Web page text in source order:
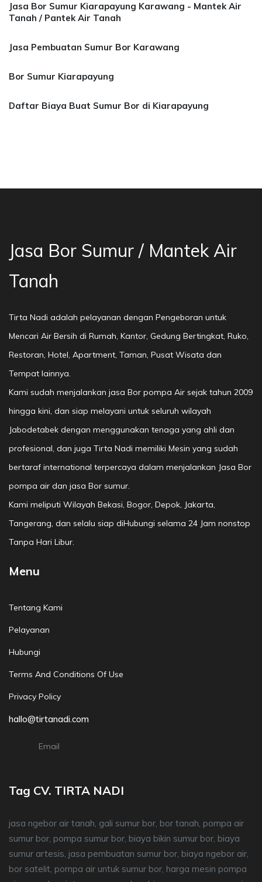
Jasa Bor Sumur Kiarapayung Karawang - Mantek Air
Tanah / Pantek Air Tanah
Jasa Pembuatan Sumur Bor Karawang
Bor Sumur Kiarapayung
Daftar Biaya Buat Sumur Bor di Kiarapayung
Jasa Bor Sumur / Mantek Air
Tanah
Tirta Nadi adalah pelayanan dengan Pengeboran untuk
Mencari Air Bersih di Rumah, Kantor, Gedung Bertingkat, Ruko,
Restoran, Hotel, Apartment, Taman, Pusat Wisata dan
Tempat lainnya.
Kami sudah menjalankan jasa Bor pompa Air sejak tahun 2009
hingga kini, dan siap melayani untuk seluruh wilayah
Jabodetabek dengan menggunakan tenaga yang ahli dan
profesional, dan juga Tirta Nadi memiliki Mesin yang sudah
bertaraf international terpercaya dalam menjalankan Jasa Bor
pompa air dan jasa Bor sumur.
Kami meliputi Wilayah Bekasi, Bogor, Depok, Jakarta,
Tangerang, dan selalu siap diHubungi selama 24 Jam nonstop
Tanpa Hari Libur.
Menu
Tentang Kami
Pelayanan
Hubungi
Terms And Conditions Of Use
Privacy Policy
hallo@tirtanadi.com
Email
Tag CV. TIRTA NADI
jasa ngebor air tanah, gali sumur bor, bor tanah, pompa air
sumur bor, pompa sumur bor, biaya bikin sumur bor, biaya
sumur artesis, jasa pembuatan sumur bor, biaya ngebor air,
bor satelit, pompa air untuk sumur bor, harga mesin pompa